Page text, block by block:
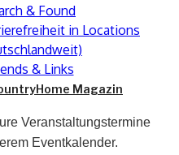
& Found
in Locations
& Links
Magazin
Veranstaltungstermine
Eventkalender.